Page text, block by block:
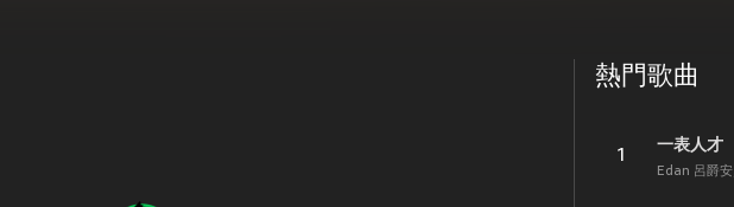
熱門歌曲
1
一表人才
Edan 呂爵安